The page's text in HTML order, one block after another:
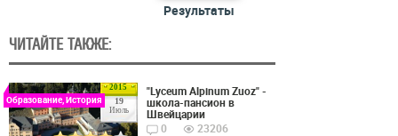
Результаты
ЧИТАЙТЕ ТАКЖЕ:
2015
19
Июль
Образование, История
"Lyceum Alpinum Zuoz" -
школа-пансион в
Швейцарии
0
23206